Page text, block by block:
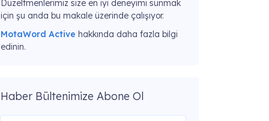
Düzeltmenlerimiz size en iyi deneyimi sunmak
için şu anda bu makale üzerinde çalışıyor.
MotaWord Active hakkında daha fazla bilgi
edinin.
Haber Bültenimize Abone Ol